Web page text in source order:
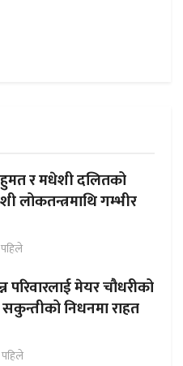
र मधेशी दलितको
लोकतन्त्रमाथि गम्भीर
परिवारलाई मेयर चौधरीको
निधनमा राहत